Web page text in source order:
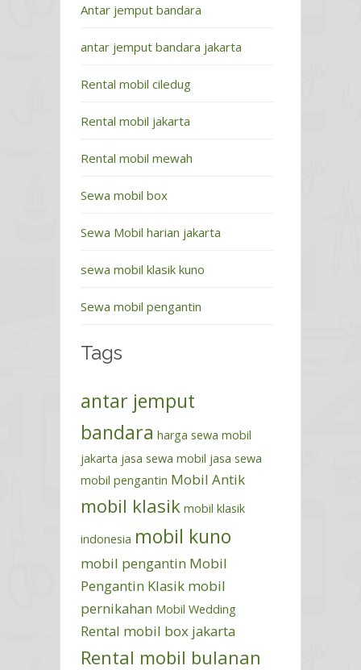
Antar jemput bandara
antar jemput bandara jakarta
Rental mobil ciledug
Rental mobil jakarta
Rental mobil mewah
Sewa mobil box
Sewa Mobil harian jakarta
sewa mobil klasik kuno
Sewa mobil pengantin
Tags
antar jemput
bandara harga sewa mobil
jakarta jasa sewa mobil jasa sewa
mobil pengantin Mobil Antik
mobil klasik mobil klasik
indonesia mobil kuno
mobil pengantin Mobil
Pengantin Klasik mobil
pernikahan Mobil Wedding
Rental mobil box jakarta
Rental mobil bulanan